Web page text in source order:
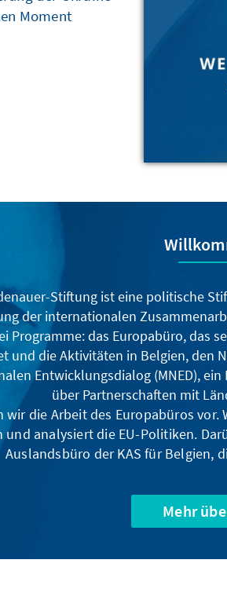
Moment
Stiftung ist eine politische
der internationalen
Programme: das Europabüro, das
und die Aktivitäten in Belgien, den
Entwicklungsdialog (MNED),
über Partnerschaften mit
wir die Arbeit des Europabüros vor.
analysiert die EU-Politiken.
Auslandsbüro der KAS für Belgien,
Mehr